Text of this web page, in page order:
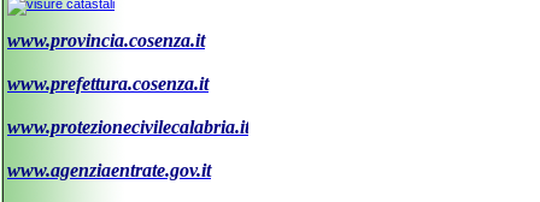
www.provincia.cosenza.it
www.prefettura.cosenza.it
www.protezionecivilecalabria.it
www.agenziaentrate.gov.it